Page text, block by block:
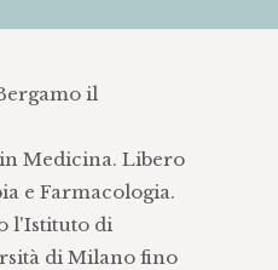
il
Medicina. Libero
e Farmacologia.
l'Istituto di
di Milano fino